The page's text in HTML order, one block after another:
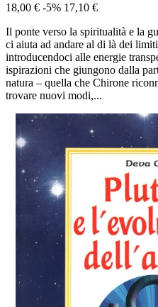
18,00 € -5% 17,10 €
Il ponte verso la spiritualità e la
ci aiuta ad andare al di là dei
introducendoci alle energie
ispirazioni che giungono dalla
natura – quella che Chirone
trovare nuovi modi,...